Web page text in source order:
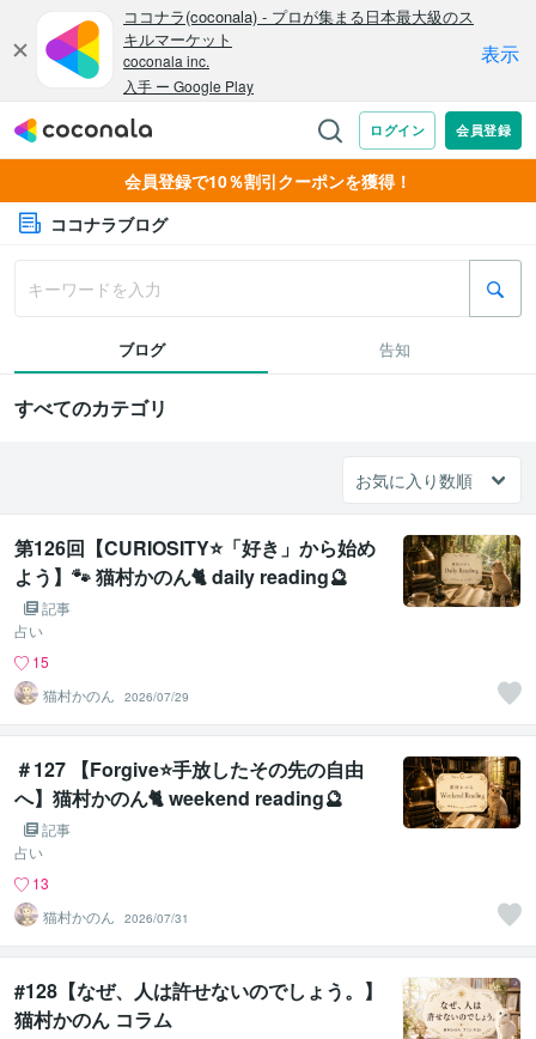
会員登録で10％割引クーポンを獲得！
ココナラブログ
ブログ 告知
すべてのカテゴリ
第126回【CURIOSITY⭐️「好き」から始め
よう】🐾 猫村かのん🐈 daily reading🔮
記事
占い
15
猫村かのん
2026/07/29
＃127 【Forgive⭐️手放したその先の自由
へ】猫村かのん🐈 weekend reading🔮
記事
占い
13
猫村かのん
2026/07/31
#128【なぜ、人は許せないのでしょう。】
猫村かのん コラム